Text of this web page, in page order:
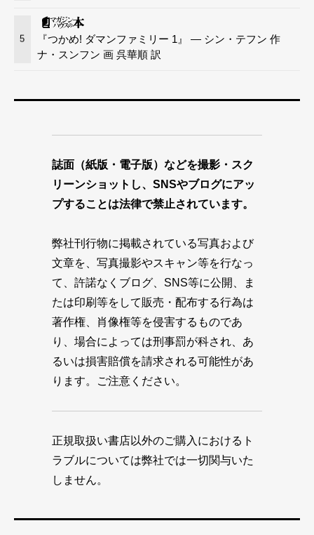
5
『つかめ! ダマンファミリー 1』 — シン・テフン 作
ナ・スンフン 画 呉華順 訳
誌面（紙版・電子版）などを撮影・スク
リーンショットし、SNSやブログにアッ
プすることは法律で禁止されています。
弊社刊行物に掲載されている写真および
文章を、写真撮影やスキャン等を行なっ
て、許諾なくブログ、SNS等に公開、ま
たは印刷等をして販売・配布する行為は
著作権、肖像権等を侵害するものであ
り、場合によっては刑事罰が科され、あ
るいは損害賠償を請求される可能性があ
ります。ご注意ください。
正規取扱い書店以外のご購入におけるト
ラブルについては弊社では一切関与いた
しません。